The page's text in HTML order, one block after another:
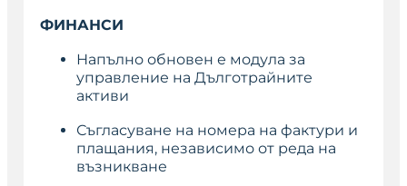
ФИНАНСИ
Напълно обновен е модула за
управление на Дълготрайните
активи
Съгласуване на номера на фактури и
плащания, независимо от реда на
възникване